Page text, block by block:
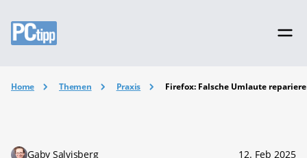
Home Themen Praxis Firefox: Falsche Umlaute
Gaby Salvisberg 12. Feb 2025